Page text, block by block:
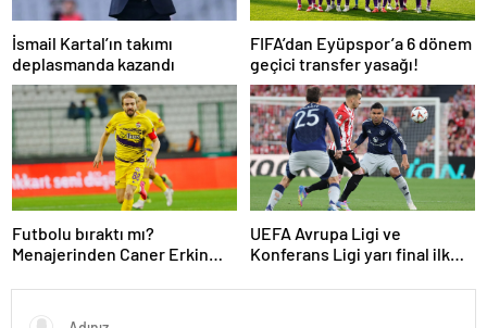
İsmail Kartal’ın takımı
deplasmanda kazandı
FIFA’dan Eyüpspor’a 6 dönem
geçici transfer yasağı!
Futbolu bıraktı mı?
Menajerinden Caner Erkin
UEFA Avrupa Ligi ve
Konferans Ligi yarı final ilk